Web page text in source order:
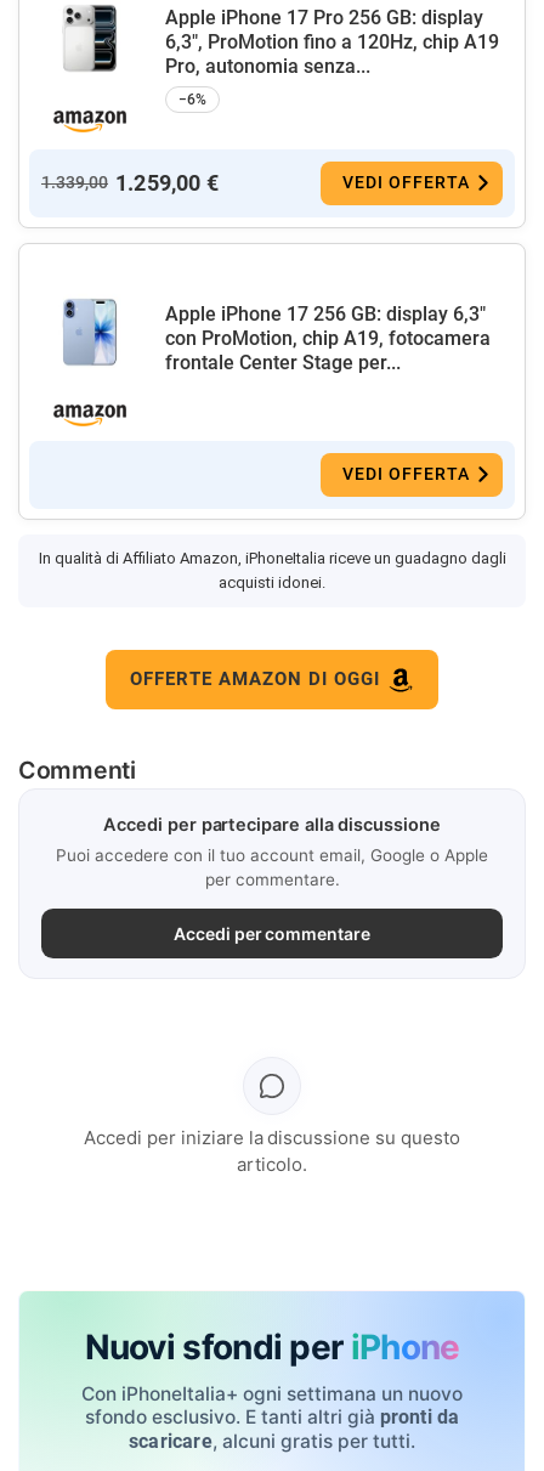
Apple iPhone 17 Pro 256 GB: display
6,3", ProMotion fino a 120Hz, chip A19
Pro, autonomia senza...
−6%
1.339,00 1.259,00 € VEDI OFFERTA
Apple iPhone 17 256 GB: display 6,3"
con ProMotion, chip A19, fotocamera
frontale Center Stage per...
VEDI OFFERTA
In qualità di Affiliato Amazon, iPhoneItalia riceve un guadagno dagli
acquisti idonei.
OFFERTE AMAZON DI OGGI
Commenti
Accedi per partecipare alla discussione
Puoi accedere con il tuo account email, Google o Apple
per commentare.
Accedi per commentare
Accedi per iniziare la discussione su questo
articolo.
Nuovi sfondi per iPhone
Con iPhoneItalia+ ogni settimana un nuovo
sfondo esclusivo. E tanti altri già pronti da
scaricare, alcuni gratis per tutti.